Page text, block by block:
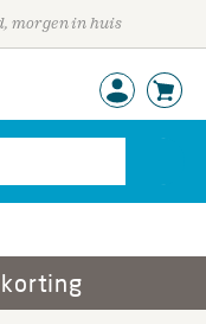
morgen in huis
korting